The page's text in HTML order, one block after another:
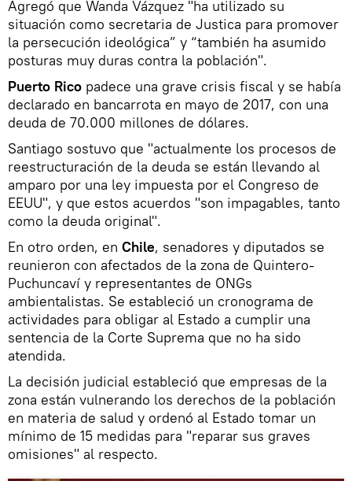
Agregó que Wanda Vázquez "ha utilizado su
situación como secretaria de Justica para promover
la persecución ideológica” y “también ha asumido
posturas muy duras contra la población".
Puerto Rico padece una grave crisis fiscal y se había
declarado en bancarrota en mayo de 2017, con una
deuda de 70.000 millones de dólares.
Santiago sostuvo que "actualmente los procesos de
reestructuración de la deuda se están llevando al
amparo por una ley impuesta por el Congreso de
EEUU", y que estos acuerdos "son impagables, tanto
como la deuda original".
En otro orden, en Chile, senadores y diputados se
reunieron con afectados de la zona de Quintero-
Puchuncaví y representantes de ONGs
ambientalistas. Se estableció un cronograma de
actividades para obligar al Estado a cumplir una
sentencia de la Corte Suprema que no ha sido
atendida.
La decisión judicial estableció que empresas de la
zona están vulnerando los derechos de la población
en materia de salud y ordenó al Estado tomar un
mínimo de 15 medidas para "reparar sus graves
omisiones" al respecto.